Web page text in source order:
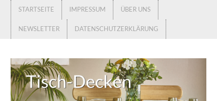
STARTSEITE IMPRESSUM ÜBER UNS
NEWSLETTER DATENSCHUTZERKLÄRUNG